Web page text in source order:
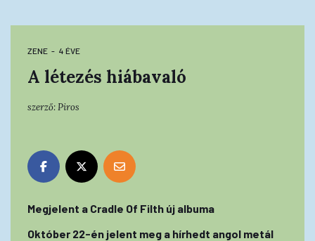
ZENE 4 ÉVE
A létezés hiábavaló
szerző:Piros
Megjelent a Cradle Of Filth új albuma
Október 22-én jelent meg a hírhedt angol metál